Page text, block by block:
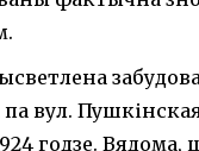
вул.
годзе.